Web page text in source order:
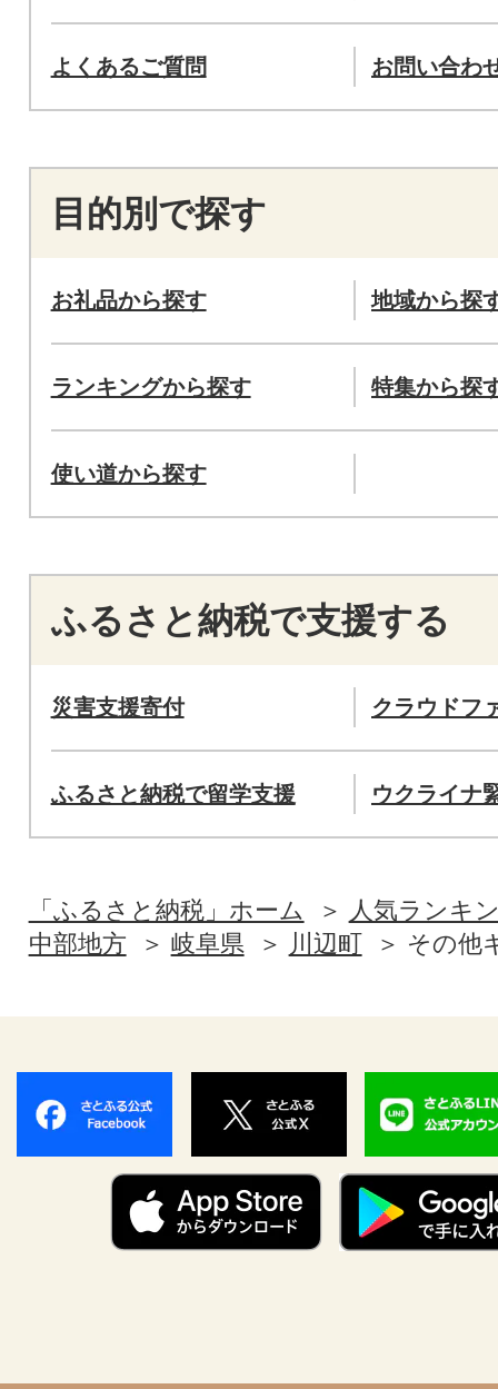
よくあるご質問 お問い合わ
目的別で探す
お礼品から探す 地域から探
ランキングから探す 特集から探
使い道から探す
ふるさと納税で支援する
災害支援寄付 クラウドフ
ふるさと納税で留学支援 ウクライナ
「ふるさと納税」ホーム
人気ランキ
中部地方
岐阜県 川辺町 その他